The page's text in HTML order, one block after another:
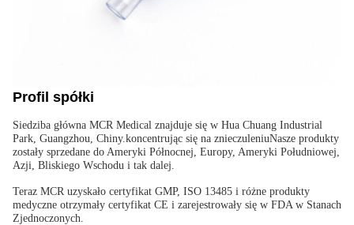
Profil spółki
Siedziba główna MCR Medical znajduje się w Hua Chuang Industrial
Park, Guangzhou, Chiny.koncentrując się na znieczuleniuNasze produkty
zostały sprzedane do Ameryki Północnej, Europy, Ameryki Południowej,
Azji, Bliskiego Wschodu i tak dalej.
Teraz MCR uzyskało certyfikat GMP, ISO 13485 i różne produkty
medyczne otrzymały certyfikat CE i zarejestrowały się w FDA w Stanach
Zjednoczonych.